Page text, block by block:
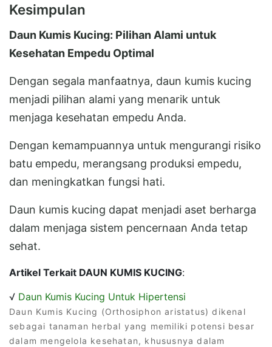
Kesimpulan
Daun Kumis Kucing: Pilihan Alami untuk
Kesehatan Empedu Optimal
Dengan segala manfaatnya, daun kumis kucing
menjadi pilihan alami yang menarik untuk
menjaga kesehatan empedu Anda.
Dengan kemampuannya untuk mengurangi risiko
batu empedu, merangsang produksi empedu,
dan meningkatkan fungsi hati.
Daun kumis kucing dapat menjadi aset berharga
dalam menjaga sistem pencernaan Anda tetap
sehat.
Artikel Terkait DAUN KUMIS KUCING:
√ Daun Kumis Kucing Untuk Hipertensi
Daun Kumis Kucing (Orthosiphon aristatus) dikenal
sebagai tanaman herbal yang memiliki potensi besar
dalam mengelola kesehatan, khususnya dalam